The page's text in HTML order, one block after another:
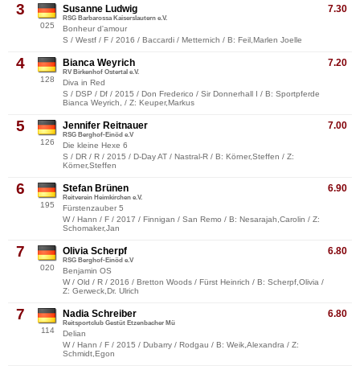
3
025
7.30
Susanne Ludwig
RSG Barbarossa Kaiserslautern e.V.
Bonheur d'amour
S / Westf / F / 2016 / Baccardi / Metternich / B: Feil,Marlen Joelle
4
128
7.20
Bianca Weyrich
RV Birkenhof Ostertal e.V.
Diva in Red
S / DSP / Df / 2015 / Don Frederico / Sir Donnerhall I / B: Sportpferde
Bianca Weyrich, / Z: Keuper,Markus
5
126
7.00
Jennifer Reitnauer
RSG Berghof-Einöd e.V
Die kleine Hexe 6
S / DR / R / 2015 / D-Day AT / Nastral-R / B: Körner,Steffen / Z:
Körner,Steffen
6
195
6.90
Stefan Brünen
Reitverein Heimkirchen e.V.
Fürstenzauber 5
W / Hann / F / 2017 / Finnigan / San Remo / B: Nesarajah,Carolin / Z:
Schomaker,Jan
7
020
6.80
Olivia Scherpf
RSG Berghof-Einöd e.V
Benjamin OS
W / Old / R / 2016 / Bretton Woods / Fürst Heinrich / B: Scherpf,Olivia /
Z: Gerweck,Dr. Ulrich
7
114
6.80
Nadia Schreiber
Reitsportclub Gestüt Etzenbacher Mü
Delian
W / Hann / F / 2015 / Dubarry / Rodgau / B: Weik,Alexandra / Z:
Schmidt,Egon